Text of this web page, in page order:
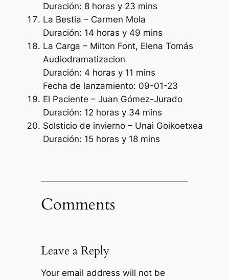
Duración: 8 horas y 23 mins
La Bestia – Carmen Mola
Duración: 14 horas y 49 mins
La Carga – Milton Font, Elena Tomás
Audiodramatizacion
Duración: 4 horas y 11 mins
Fecha de lanzamiento: 09-01-23
El Paciente – Juan Gómez-Jurado
Duración: 12 horas y 34 mins
Solsticio de invierno – Unai Goikoetxea
Duración: 15 horas y 18 mins
Comments
Leave a Reply
Your email address will not be